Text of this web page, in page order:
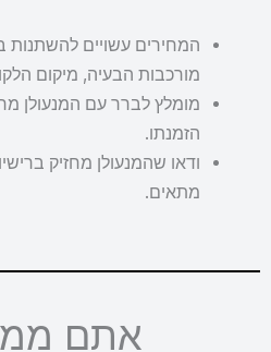
המחירים עשויים
מורכבות הבעיה, מיקום
מומלץ לברר עם המנעולן
הזמנתו.
ודאו שהמנעולן מחזיק
מתאים.
אתם